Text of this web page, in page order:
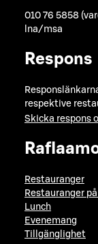
010 76 5858
lna/msa
Respons
respektive
Skicka respons
Restauranger
Restauranger
Lunch
Evenemang
Tillgänglighet